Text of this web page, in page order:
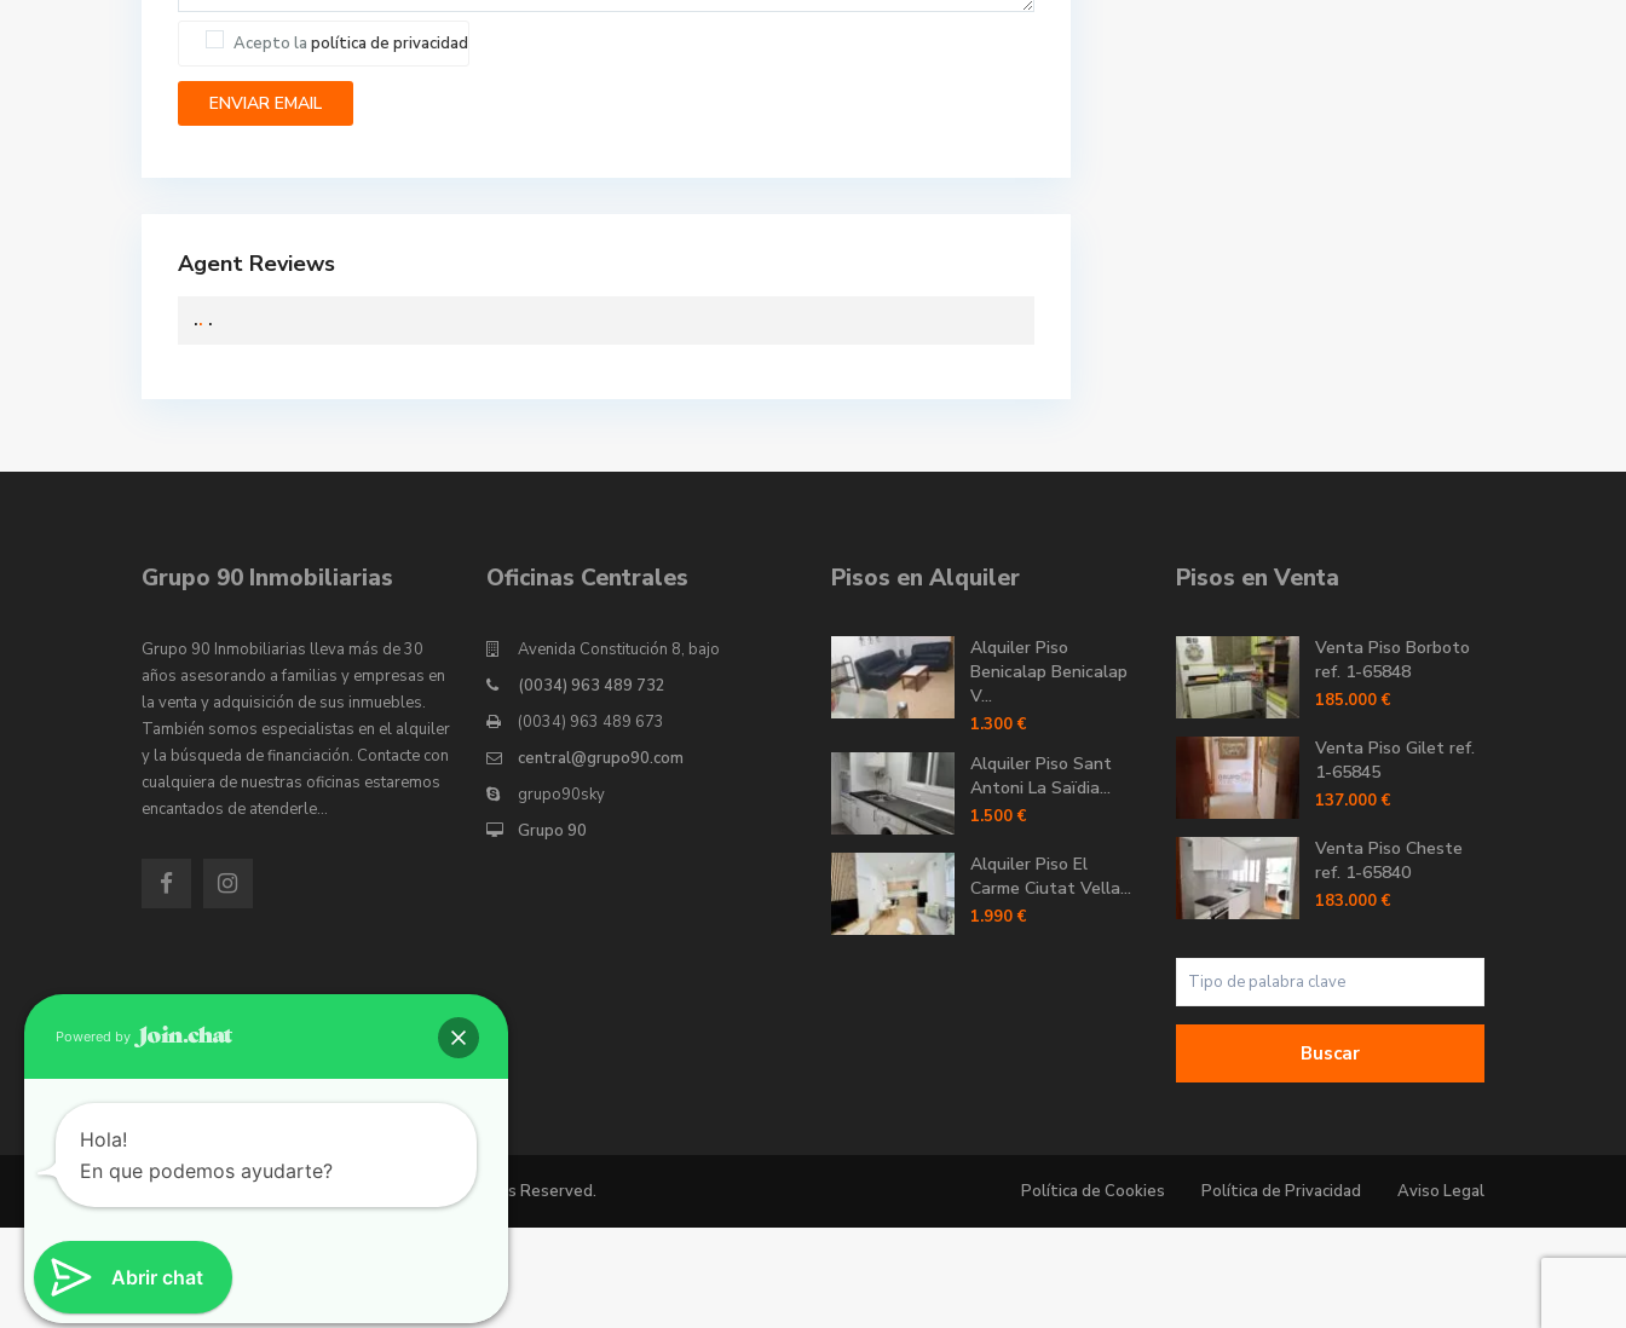
Acepto la política de privacidad
Agent Reviews
.. .
Grupo 90 Inmobiliarias
Grupo 90 Inmobiliarias lleva más de 30
años asesorando a familias y empresas en
la venta y adquisición de sus inmuebles.
También somos especialistas en el alquiler
y la búsqueda de financiación. Contacte con
cualquiera de nuestras oficinas estaremos
encantados de atenderle…
Oficinas Centrales
Avenida Constitución 8, bajo
(0034) 963 489 732
(0034) 963 489 673
central@grupo90.com
grupo90sky
Grupo 90
Pisos en Alquiler
Alquiler Piso
Benicalap Benicalap
V...
1.300 €
Alquiler Piso Sant
Antoni La Saïdia...
1.500 €
Alquiler Piso El
Carme Ciutat Vella...
1.990 €
Pisos en Venta
Venta Piso Borboto
ref. 1-65848
185.000 €
Venta Piso Gilet ref.
1-65845
137.000 €
Venta Piso Cheste
ref. 1-65840
183.000 €
Buscar
Copyright 2026 | Grupo 90 inmobiliarias. All Rights Reserved. Política de Cookies Política de Privacidad Aviso Legal
Abrir chat
Powered by
Hola!
En que podemos ayudarte?